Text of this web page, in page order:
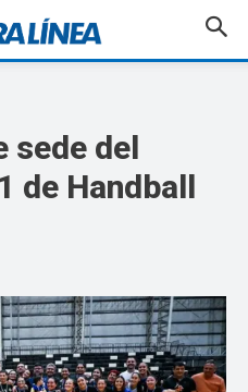
sede del
de Handball